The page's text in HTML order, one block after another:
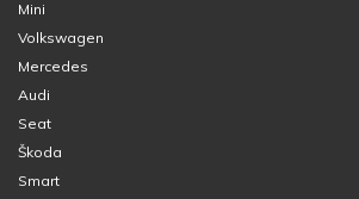
Mini
Volkswagen
Mercedes
Audi
Seat
Škoda
Smart